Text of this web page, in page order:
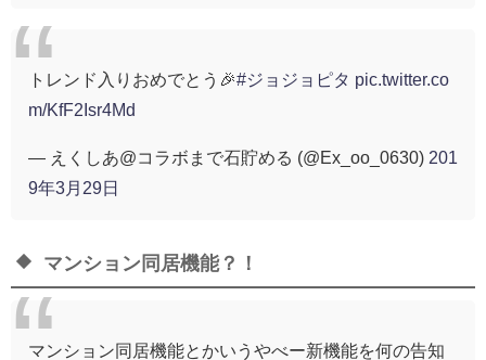
トレンド入りおめでとう🎉#ジョジョピタ pic.twitter.co
m/KfF2Isr4Md
— えくしあ@コラボまで石貯める (@Ex_oo_0630) 201
9年3月29日
マンション同居機能？！
マンション同居機能とかいうやべー新機能を何の告知